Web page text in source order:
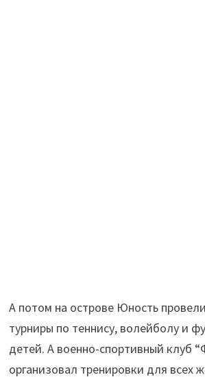
А потом на острове Юность
турниры по теннису, волейболу и
детей. А военно-спортивный клуб
организовал тренировки для всех